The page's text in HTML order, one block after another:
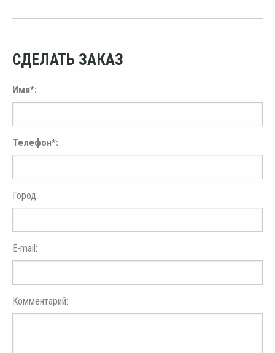
СДЕЛАТЬ ЗАКАЗ
Имя*:
Телефон*:
Город:
E-mail:
Комментарий: